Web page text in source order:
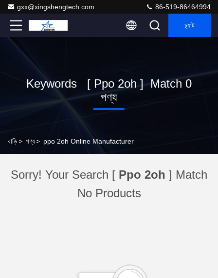
gxx@xingshengtech.com 86-519-86464994
চ্যাট
Keywords [ Ppo 2oh ] Match 0
পণ্য
বাড়ি> পণ্য> ppo 2oh Online Manufacturer
Sorry! Your Search [ Ppo 2oh ] Match
No Products